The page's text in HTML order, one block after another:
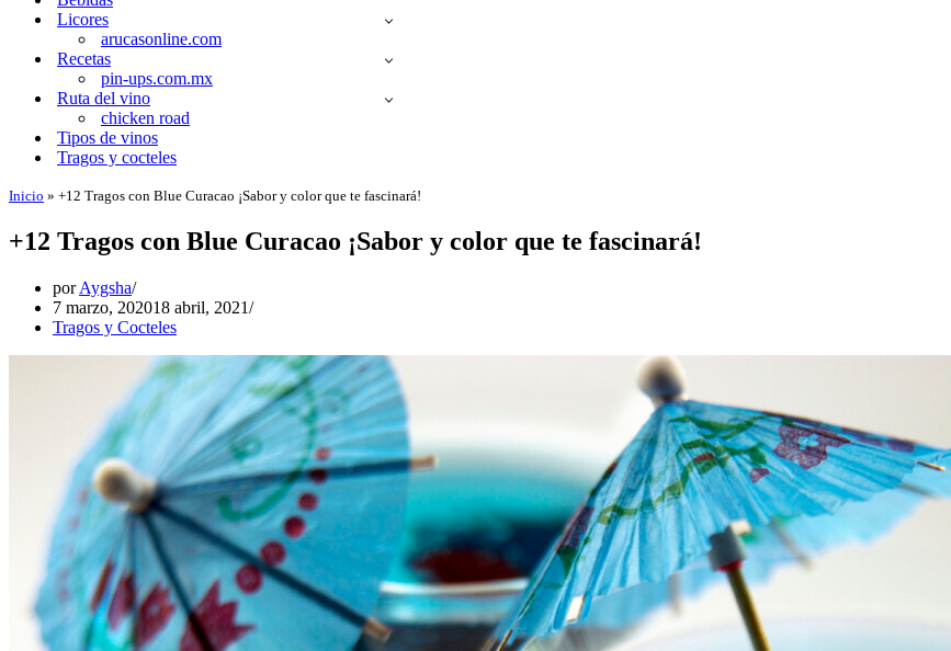
Licores
arucasonline.com
Recetas
pin-ups.com.mx
Ruta del vino
chicken road
Tipos de vinos
Tragos y cocteles
Inicio » +12 Tragos con Blue Curacao ¡Sabor y color que te fascinará!
+12 Tragos con Blue Curacao ¡Sabor y color que te fascinará!
porAygsha
7 marzo, 202018 abril, 2021
Tragos y Cocteles